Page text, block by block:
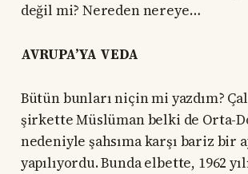
değil mi? Nereden nereye…
AVRUPA’YA VEDA
Bütün bunları niçin mi yazdım?
şirkette Müslüman belki de Orta-
nedeniyle şahsıma karşı bariz bir
yapılıyordu. Bunda elbette, 1962